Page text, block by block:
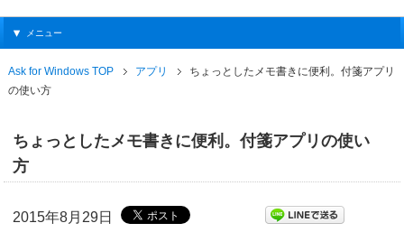
メニュー
Ask for Windows TOP アプリ
ちょっとしたメモ書きに便利。付箋アプリ
の使い方
ちょっとしたメモ書きに便利。付箋アプリの使い
方
2015年8月29日